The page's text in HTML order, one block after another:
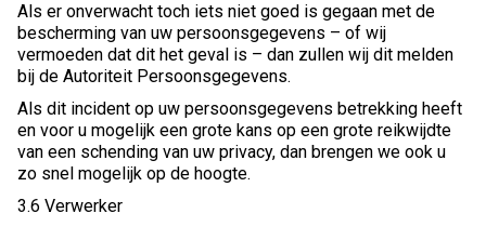
Als er onverwacht toch iets niet goed is gegaan met de
bescherming van uw persoonsgegevens – of wij
vermoeden dat dit het geval is – dan zullen wij dit melden
bij de Autoriteit Persoonsgegevens.
Als dit incident op uw persoonsgegevens betrekking heeft
en voor u mogelijk een grote kans op een grote reikwijdte
van een schending van uw privacy, dan brengen we ook u
zo snel mogelijk op de hoogte.
3.6 Verwerker